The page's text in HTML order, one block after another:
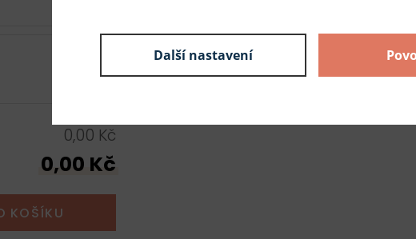
45 m
skladem
1,32 Kč s DPH / m
59,40 Kč s DPH
0,00 Kč
0,00 Kč
KOŠÍKU
Další nastavení